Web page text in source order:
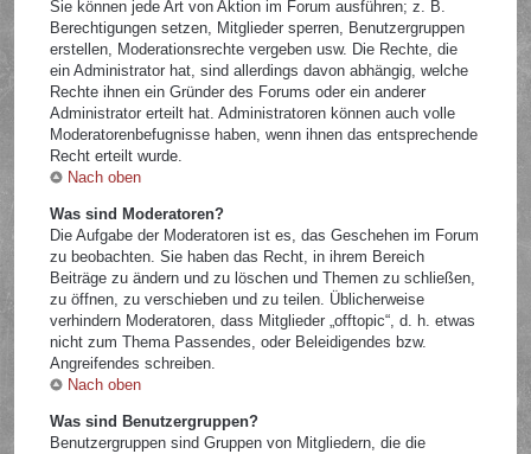
Sie können jede Art von Aktion im Forum ausführen; z. B.
Berechtigungen setzen, Mitglieder sperren, Benutzergruppen
erstellen, Moderationsrechte vergeben usw. Die Rechte, die
ein Administrator hat, sind allerdings davon abhängig, welche
Rechte ihnen ein Gründer des Forums oder ein anderer
Administrator erteilt hat. Administratoren können auch volle
Moderatorenbefugnisse haben, wenn ihnen das entsprechende
Recht erteilt wurde.
Nach oben
Was sind Moderatoren?
Die Aufgabe der Moderatoren ist es, das Geschehen im Forum
zu beobachten. Sie haben das Recht, in ihrem Bereich
Beiträge zu ändern und zu löschen und Themen zu schließen,
zu öffnen, zu verschieben und zu teilen. Üblicherweise
verhindern Moderatoren, dass Mitglieder „offtopic“, d. h. etwas
nicht zum Thema Passendes, oder Beleidigendes bzw.
Angreifendes schreiben.
Nach oben
Was sind Benutzergruppen?
Benutzergruppen sind Gruppen von Mitgliedern, die die